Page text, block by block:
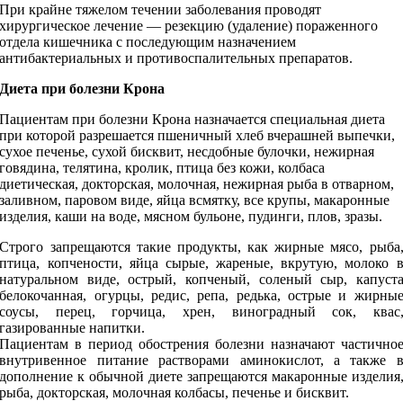
При крайне тяжелом течении заболевания проводят
хирургическое лечение — резекцию (удаление) пораженного
отдела кишечника с последующим назначением
антибактериальных и противоспалительных препаратов.
Диета при болезни Крона
Пациентам при болезни Крона назначается специальная диета
при которой разрешается пшеничный хлеб вчерашней выпечки,
сухое печенье, сухой бисквит, несдобные булочки, нежирная
говядина, телятина, кролик, птица без кожи, колбаса
диетическая, докторская, молочная, нежирная рыба в отварном,
заливном, паровом виде, яйца всмятку, все крупы, макаронные
изделия, каши на воде, мясном бульоне, пудинги, плов, зразы.
Строго запрещаются такие продукты, как жирные мясо, рыба,
птица, копчености, яйца сырые, жареные, вкрутую, молоко в
натуральном виде, острый, копченый, соленый сыр, капуста
белокочанная, огурцы, редис, репа, редька, острые и жирные
соусы, перец, горчица, хрен, виноградный сок, квас,
газированные напитки.
Пациентам в период обострения болезни назначают частичное
внутривенное питание растворами аминокислот, а также в
дополнение к обычной диете запрещаются макаронные изделия,
рыба, докторская, молочная колбасы, печенье и бисквит.